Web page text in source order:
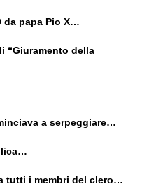
da papa Pio X…
“Giuramento della
a serpeggiare…
tutti i membri del clero…